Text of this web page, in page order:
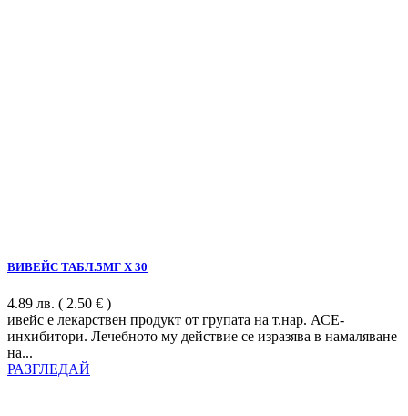
ВИВЕЙС ТАБЛ.5МГ Х 30
4.89 лв. ( 2.50 € )
ивейс е лекарствен продукт от групата на т.нар. АСЕ-
инхибитори. Лечебното му действие се изразява в намаляване
на...
РАЗГЛЕДАЙ